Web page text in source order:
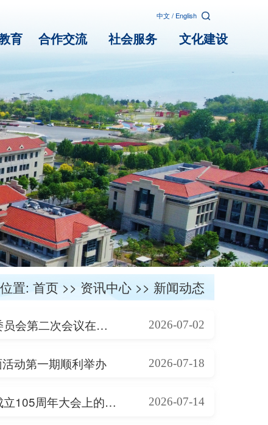
中文/ English
育 合作交流 社会服务 文化建设
置:首页 >> 资讯中心 >> 新闻动态
山东省智慧海洋工程地质环境与装备重点实验室学术委员会第二次会议在青岛举行 2026-07-02
动第一期顺利举办 2026-07-18
海洋研究院学习贯彻习近平总书记在庆祝中国共产党成立105周年大会上的重要讲话精神 2026-07-14